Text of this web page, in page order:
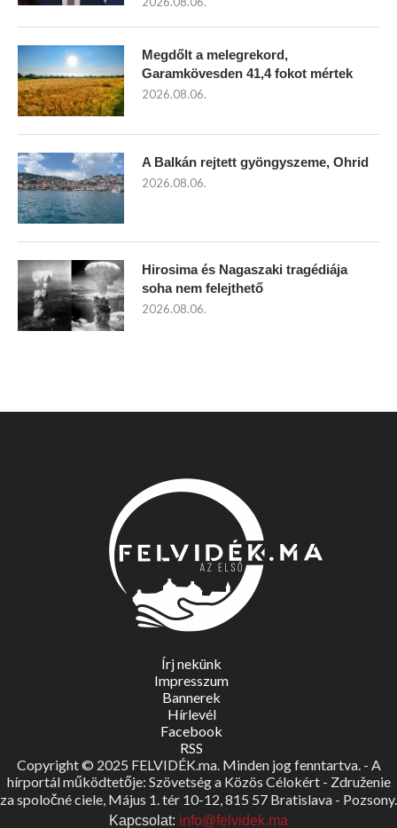
Megdőlt a melegrekord,
Garamkövesden 41,4 fokot mértek
2026.08.06.
A Balkán rejtett gyöngyszeme, Ohrid
2026.08.06.
Hirosima és Nagaszaki tragédiája
soha nem felejthető
2026.08.06.
Írj nekünk
Impresszum
Bannerek
Hírlevél
Facebook
RSS
Copyright © 2025 FELVIDÉK.ma. Minden jog fenntartva. - A
hírportál működtetője: Szövetség a Közös Célokért - Združenie
za spoločné ciele, Május 1. tér 10-12, 815 57 Bratislava - Pozsony.
Kapcsolat: info@felvidek.ma